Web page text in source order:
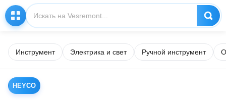
Инструмент Электрика и свет Ручной инструмент
HEYCO